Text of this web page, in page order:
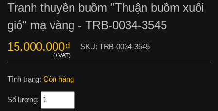
Tranh thuyền buồm "Thuận buồm xuôi
gió" mạ vàng - TRB-0034-3545
15.000.000₫ SKU: TRB-0034-3545
Tình trạng: Còn hàng
Số lượng: